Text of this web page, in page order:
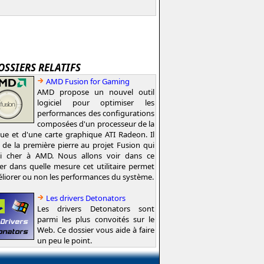
RELATIFS
AMD Fusion for Gaming
AMD propose un nouvel outil
logiciel pour optimiser les
performances des configurations
composées d'un processeur de la
et d'une carte graphique ATI Radeon. Il
de la première pierre au projet Fusion qui
cher à AMD. Nous allons voir dans ce
dans quelle mesure cet utilitaire permet
ou non les performances du système.
Les drivers Detonators
Les drivers Detonators sont
parmi les plus convoités sur le
Web. Ce dossier vous aide à faire
un peu le point.